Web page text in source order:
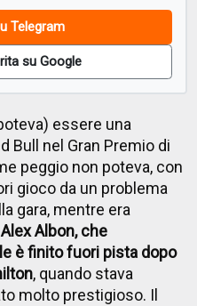
Telegram
su Google
essere una
Bull nel Gran Premio di
peggio non poteva, con
gioco da un problema
gara, mentre era
Albon, che
è finito fuori pista dopo
, quando stava
molto prestigioso. Il